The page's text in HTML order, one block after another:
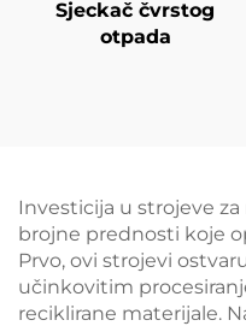
Sjeckač čvrstog
otpada
Investicija u strojeve
brojne prednosti koje
Prvo, ovi strojevi
učinkovitim
reciklirane materijale.